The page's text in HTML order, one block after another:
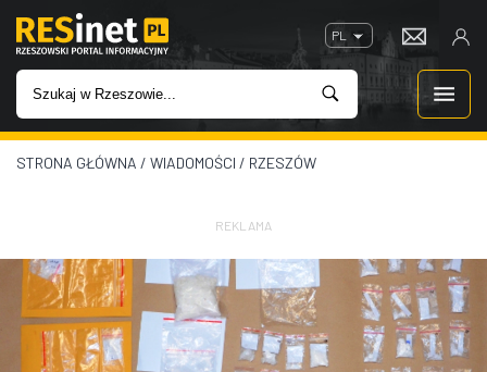
PL
WIADOMOŚCI
IMPREZY
ROZRYWKA
STRONA GŁÓWNA / WIADOMOŚCI / RZESZÓW
REKLAMA